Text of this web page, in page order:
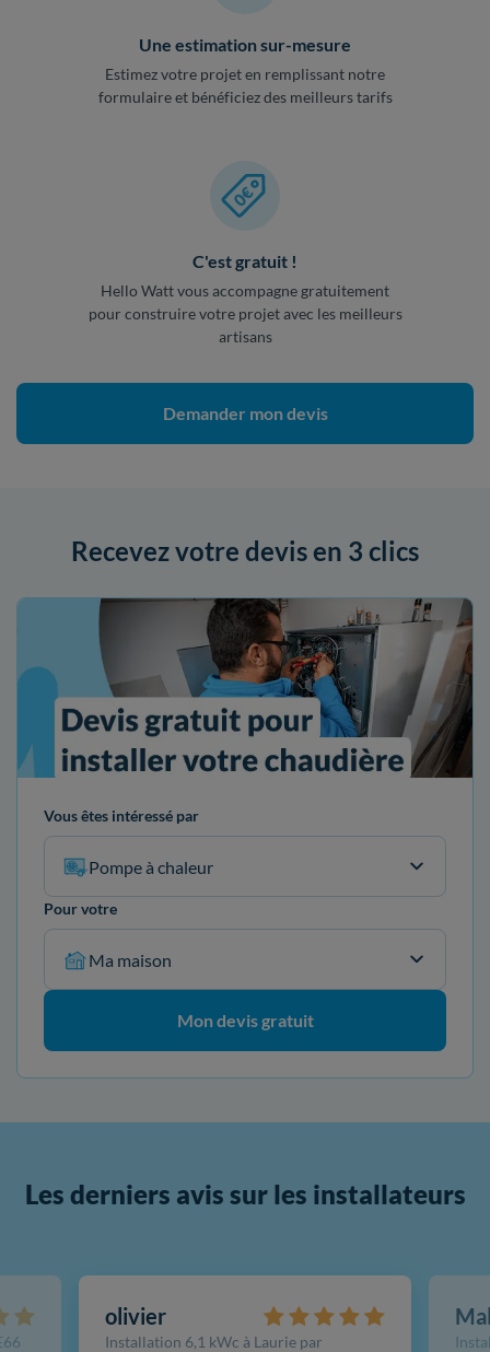
Une estimation sur-mesure
Estimez votre projet en remplissant notre
formulaire et bénéficiez des meilleurs tarifs
C'est gratuit !
Hello Watt vous accompagne gratuitement
pour construire votre projet avec les meilleurs
artisans
Demander mon devis
Recevez votre devis en 3 clics
Vous êtes intéressé par
Pompe à chaleur
Pour votre
Ma maison
Mon devis gratuit
Les derniers avis sur les installateurs
olivier
Installation 6,1 kWc à Laurie par